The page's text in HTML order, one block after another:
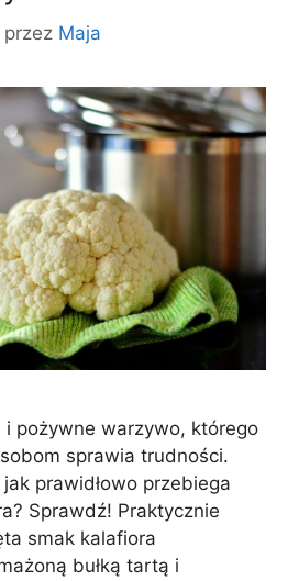
przez Maja
pożywne warzywo, którego
sprawia trudności.
prawidłowo przebiega
Sprawdź! Praktycznie
smak kalafiora
bułką tartą i